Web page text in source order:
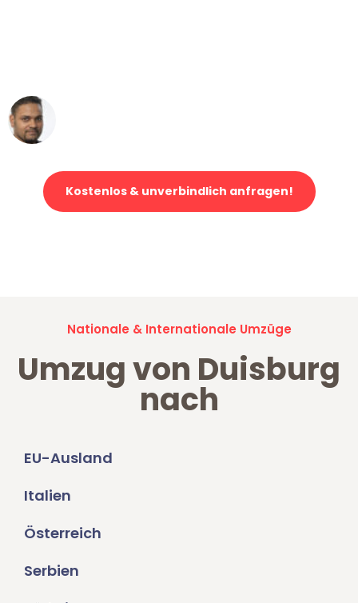
Kostenlos & unverbindlich anfragen!
Nationale & Internationale Umzüge
Umzug von Duisburg
nach
EU-Ausland
Italien
Österreich
Serbien